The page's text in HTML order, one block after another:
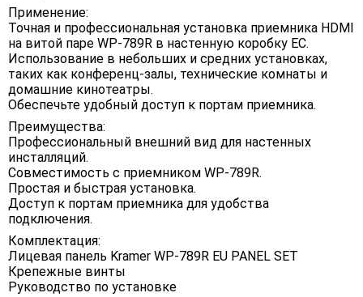
Применение:
Точная и профессиональная установка приемника HDMI
на витой паре WP-789R в настенную коробку ЕС.
Использование в небольших и средних установках,
таких как конференц-залы, технические комнаты и
домашние кинотеатры.
Обеспечьте удобный доступ к портам приемника.
Преимущества:
Профессиональный внешний вид для настенных
инсталляций.
Совместимость с приемником WP-789R.
Простая и быстрая установка.
Доступ к портам приемника для удобства
подключения.
Комплектация:
Лицевая панель Kramer WP-789R EU PANEL SET
Крепежные винты
Руководство по установке